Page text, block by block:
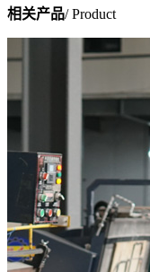
相关产品/ Product